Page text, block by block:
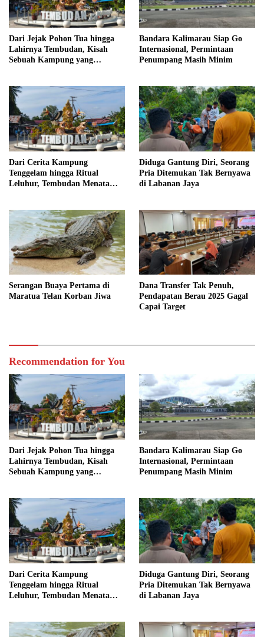
Dari Jejak Pohon Tua hingga
Lahirnya Tembudan, Kisah
Sebuah Kampung yang
Bandara Kalimarau Siap Go
Internasional, Permintaan
Penumpang Masih Minim
Dari Cerita Kampung
Tenggelam hingga Ritual
Leluhur, Tembudan Menata
Diduga Gantung Diri, Seorang
Pria Ditemukan Tak Bernyawa
di Labanan Jaya
Serangan Buaya Pertama di
Maratua Telan Korban Jiwa
Dana Transfer Tak Penuh,
Pendapatan Berau 2025 Gagal
Capai Target
Recommendation for You
Dari Jejak Pohon Tua hingga
Lahirnya Tembudan, Kisah
Sebuah Kampung yang
Bandara Kalimarau Siap Go
Internasional, Permintaan
Penumpang Masih Minim
Dari Cerita Kampung
Tenggelam hingga Ritual
Leluhur, Tembudan Menata
Diduga Gantung Diri, Seorang
Pria Ditemukan Tak Bernyawa
di Labanan Jaya